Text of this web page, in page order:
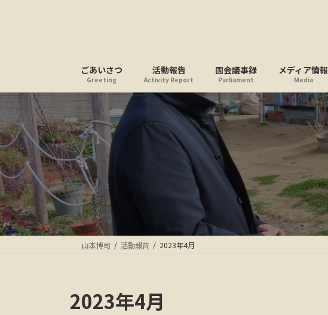
ス
キ
ッ
プ
ン
に
移
動
ごあいさつ
Greeting
活動報告
Activity Report
国会議事録
Parliament
メディア情報
Media
山本博司 活動報告 2023年4月
2023年4月